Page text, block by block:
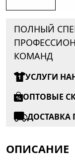
ПОЛНЫЙ
КОМАНД
УСЛУГИ
ОПТОВЫЕ
ДОСТАВКА
ОПИСАНИЕ